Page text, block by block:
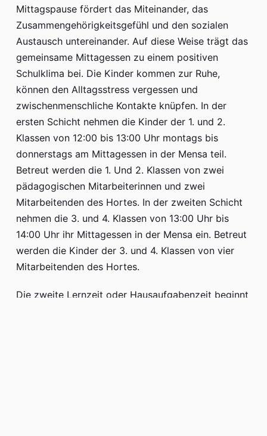
Mittagspause fördert das Miteinander, das
Zusammengehörigkeitsgefühl und den sozialen
Austausch untereinander. Auf diese Weise trägt das
gemeinsame Mittagessen zu einem positiven
Schulklima bei. Die Kinder kommen zur Ruhe,
können den Alltagsstress vergessen und
zwischenmenschliche Kontakte knüpfen. In der
ersten Schicht nehmen die Kinder der 1. und 2.
Klassen von 12:00 bis 13:00 Uhr montags bis
donnerstags am Mittagessen in der Mensa teil.
Betreut werden die 1. Und 2. Klassen von zwei
pädagogischen Mitarbeiterinnen und zwei
Mitarbeitenden des Hortes. In der zweiten Schicht
nehmen die 3. und 4. Klassen von 13:00 Uhr bis
14:00 Uhr ihr Mittagessen in der Mensa ein. Betreut
werden die Kinder der 3. und 4. Klassen von vier
Mitarbeitenden des Hortes.
Die zweite Lernzeit oder Hausaufgabenzeit beginnt